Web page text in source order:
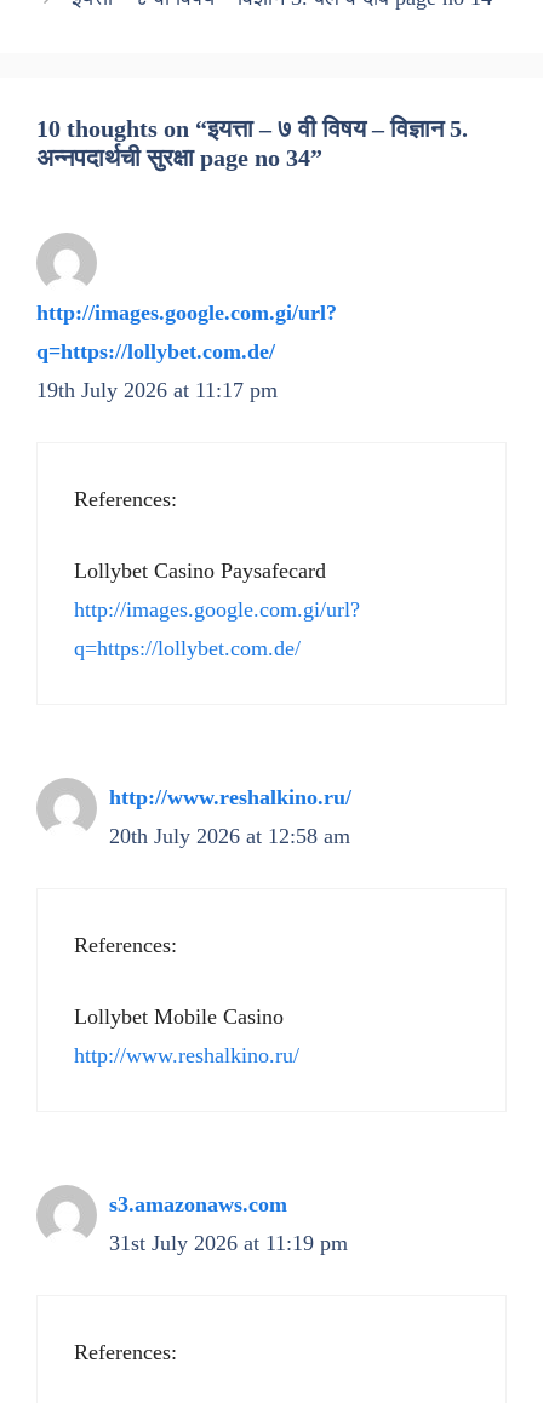
10 thoughts on “इयत्ता – ७ वी विषय – विज्ञान 5.
अन्नपदार्थची सुरक्षा page no 34”
http://images.google.com.gi/url?
q=https://lollybet.com.de/
19th July 2026 at 11:17 pm
References:
Lollybet Casino Paysafecard
http://images.google.com.gi/url?
q=https://lollybet.com.de/
http://www.reshalkino.ru/
20th July 2026 at 12:58 am
References:
Lollybet Mobile Casino
http://www.reshalkino.ru/
s3.amazonaws.com
31st July 2026 at 11:19 pm
References: